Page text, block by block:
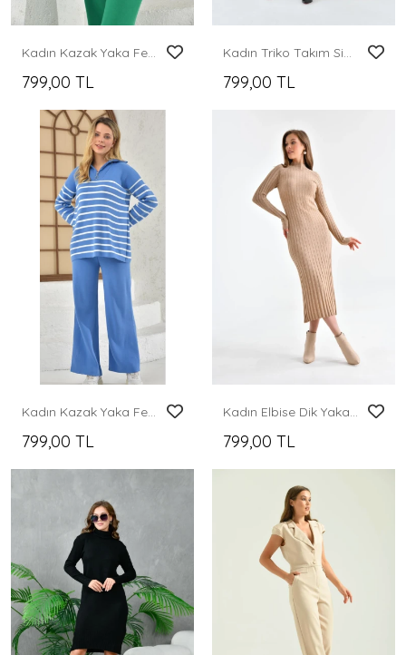
Kadın Kazak Yaka Fermuarlı Pantolon 2'Li Set Takım Çizgili Kazak ve Pantolon B.Yeşil - 214550
799,00 TL
Kadın Triko Takım Simli Triko Takım Taş - 10579
799,00 TL
Kadın Kazak Yaka Fermuarlı Pantolon 2'Li Set Takım Çizgili Pantolonlu Kazak ve Pantolon Saks - 214550
799,00 TL
Kadın Elbise Dik Yaka Triko Midi Boy Elbise Camel - 10262
799,00 TL